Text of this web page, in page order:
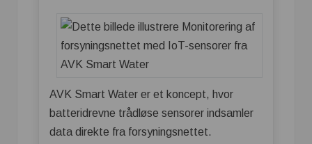
AVK Smart Water er et koncept, hvor
batteridrevne trådløse sensorer indsamler
data direkte fra forsyningsnettet.